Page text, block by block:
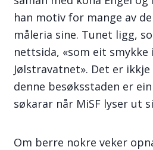
han motiv for mange av
måleria sine. Tunet ligg,
nettsida, «som eit smykke
Jølstravatnet». Det er
denne besøksstaden er
søkarar når MiSF lyser ut
Om berre nokre veker